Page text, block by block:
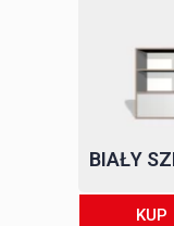
BIAŁY
KUP